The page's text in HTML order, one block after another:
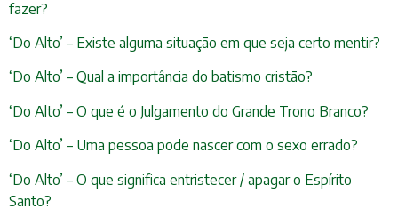
fazer?
‘Do Alto’ – Existe alguma situação em que seja certo mentir?
‘Do Alto’ – Qual a importância do batismo cristão?
‘Do Alto’ – O que é o Julgamento do Grande Trono Branco?
‘Do Alto’ – Uma pessoa pode nascer com o sexo errado?
‘Do Alto’ – O que significa entristecer / apagar o Espírito
Santo?